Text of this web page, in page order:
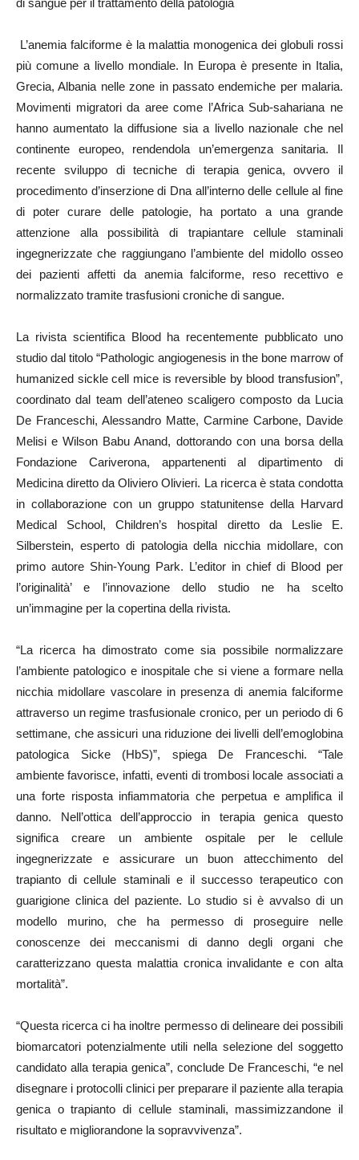
di sangue per il trattamento della patologia
L’anemia falciforme è la malattia monogenica dei globuli rossi
più comune a livello mondiale. In Europa è presente in Italia,
Grecia, Albania nelle zone in passato endemiche per malaria.
Movimenti migratori da aree come l’Africa Sub-sahariana ne
hanno aumentato la diffusione sia a livello nazionale che nel
continente europeo, rendendola un’emergenza sanitaria. Il
recente sviluppo di tecniche di terapia genica, ovvero il
procedimento d’inserzione di Dna all’interno delle cellule al fine
di poter curare delle patologie, ha portato a una grande
attenzione alla possibilità di trapiantare cellule staminali
ingegnerizzate che raggiungano l’ambiente del midollo osseo
dei pazienti affetti da anemia falciforme, reso recettivo e
normalizzato tramite trasfusioni croniche di sangue.
La rivista scientifica Blood ha recentemente pubblicato uno
studio dal titolo “Pathologic angiogenesis in the bone marrow of
humanized sickle cell mice is reversible by blood transfusion”,
coordinato dal team dell’ateneo scaligero composto da Lucia
De Franceschi, Alessandro Matte, Carmine Carbone, Davide
Melisi e Wilson Babu Anand, dottorando con una borsa della
Fondazione Cariverona, appartenenti al dipartimento di
Medicina diretto da Oliviero Olivieri. La ricerca è stata condotta
in collaborazione con un gruppo statunitense della Harvard
Medical School, Children’s hospital diretto da Leslie E.
Silberstein, esperto di patologia della nicchia midollare, con
primo autore Shin-Young Park. L’editor in chief di Blood per
l’originalità’ e l’innovazione dello studio ne ha scelto
un’immagine per la copertina della rivista.
“La ricerca ha dimostrato come sia possibile normalizzare
l’ambiente patologico e inospitale che si viene a formare nella
nicchia midollare vascolare in presenza di anemia falciforme
attraverso un regime trasfusionale cronico, per un periodo di 6
settimane, che assicuri una riduzione dei livelli dell’emoglobina
patologica Sicke (HbS)”, spiega De Franceschi. “Tale
ambiente favorisce, infatti, eventi di trombosi locale associati a
una forte risposta infiammatoria che perpetua e amplifica il
danno. Nell’ottica dell’approccio in terapia genica questo
significa creare un ambiente ospitale per le cellule
ingegnerizzate e assicurare un buon attecchimento del
trapianto di cellule staminali e il successo terapeutico con
guarigione clinica del paziente. Lo studio si è avvalso di un
modello murino, che ha permesso di proseguire nelle
conoscenze dei meccanismi di danno degli organi che
caratterizzano questa malattia cronica invalidante e con alta
mortalità”.
“Questa ricerca ci ha inoltre permesso di delineare dei possibili
biomarcatori potenzialmente utili nella selezione del soggetto
candidato alla terapia genica”, conclude De Franceschi, “e nel
disegnare i protocolli clinici per preparare il paziente alla terapia
genica o trapianto di cellule staminali, massimizzandone il
risultato e migliorandone la sopravvivenza”.